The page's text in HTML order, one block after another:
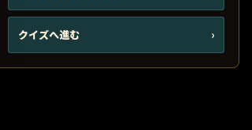
クイズへ進む ›